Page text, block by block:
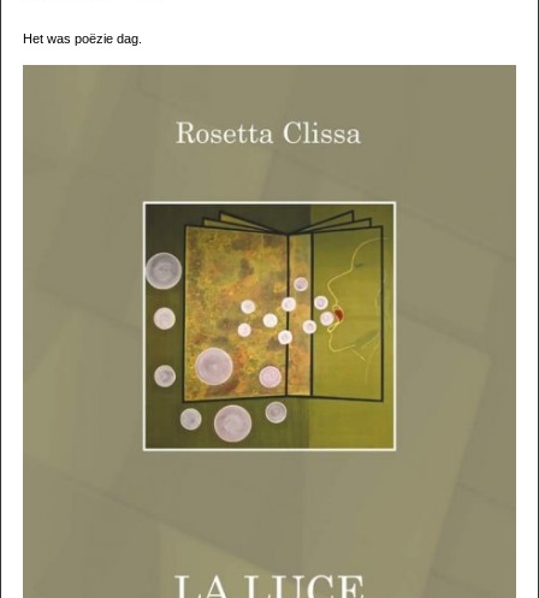
Het was poëzie dag.